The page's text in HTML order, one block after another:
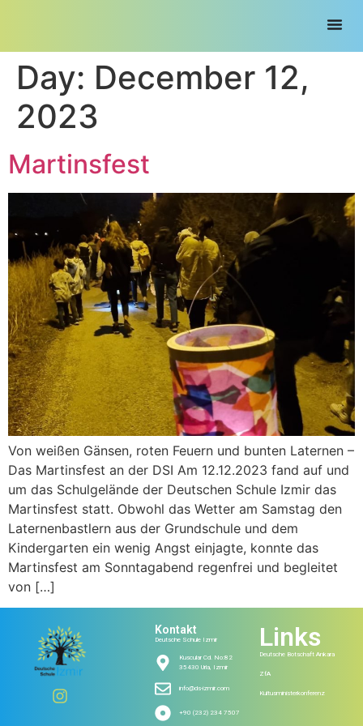
Day: December 12,
2023
Martinsfest
Von weißen Gänsen, roten Feuern und bunten Laternen –
Das Martinsfest an der DSI Am 12.12.2023 fand auf und
um das Schulgelände der Deutschen Schule Izmir das
Martinsfest statt. Obwohl das Wetter am Samstag den
Laternenbastlern aus der Grundschule und dem
Kindergarten ein wenig Angst einjagte, konnte das
Martinsfest am Sonntagabend regenfrei und begleitet
von […]
Kontakt
Deutsche Schule Izmir
Kuscular Cd. No:82
35430 Urla, Izmir
info@ds-izmir.com
+90 (232) 234 7507
Links
Deutsche Botschaft Ankara
ZfA
Kultusministerkonferenz